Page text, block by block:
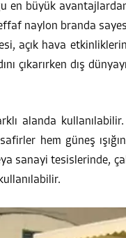
büyük
naylon branda
açık hava
çıkarırken dış
alanda kullanılabilir.
hem güneş
sanayi tesislerinde,